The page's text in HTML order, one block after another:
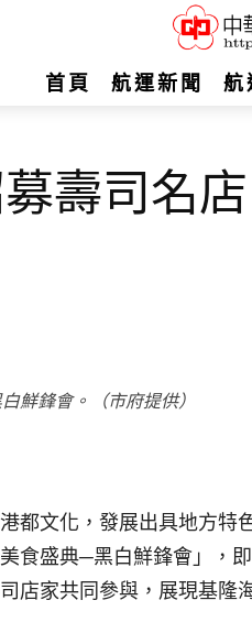
首頁 航運新聞 航
壽司名店
鮮鋒會。（市府提供）
都文化，發展出具地方特
食盛典─黑白鮮鋒會」，
店家共同參與，展現基隆